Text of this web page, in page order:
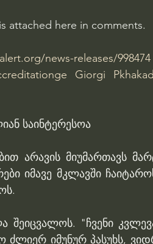
attached here in comments.
news-releases/998474
Giorgi
საინტერესოა
არავის მიუმართავს
იმავე მკლავში
შეიცვალოს. "ჩვენი
ძლიერ იმუნურ პასუხს,